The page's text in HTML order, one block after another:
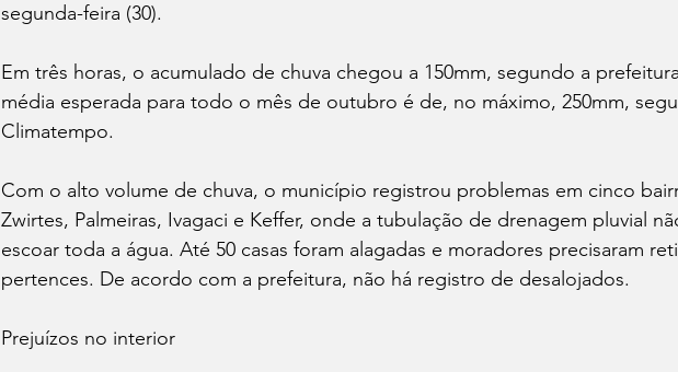
segunda-feira (30).
Em três horas, o acumulado de chuva chegou a 150mm, segundo a
média esperada para todo o mês de outubro é de, no máximo, 250mm,
Climatempo.
Com o alto volume de chuva, o município registrou problemas em cinco
Zwirtes, Palmeiras, Ivagaci e Keffer, onde a tubulação de drenagem pluvial
escoar toda a água. Até 50 casas foram alagadas e moradores precisaram
pertences. De acordo com a prefeitura, não há registro de desalojados.
Prejuízos no interior